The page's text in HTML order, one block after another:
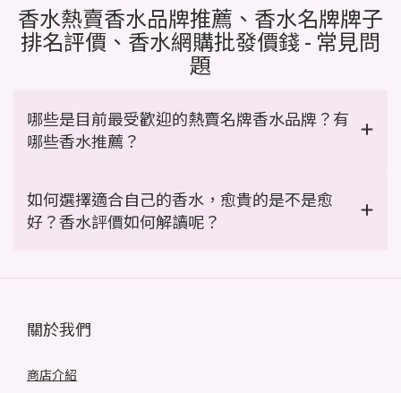
香水熱賣香水品牌推薦、香水名牌牌子
排名評價、香水網購批發價錢 - 常見問
題
哪些是目前最受歡迎的熱賣名牌香水品牌？有
哪些香水推薦？
如何選擇適合自己的香水，愈貴的是不是愈
好？香水評價如何解讀呢？
關於我們
商店介紹